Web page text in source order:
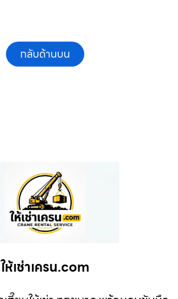
กลับด้านบน
ให้เช่าเครน.com